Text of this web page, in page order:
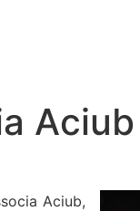
Aciub
Aciub,